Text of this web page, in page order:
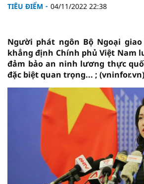
TIÊU ĐIỂM 04/11/2022 22:38
Người phát ngôn Bộ Ngoại giao
khẳng định Chính phủ Việt Nam
đảm bảo an ninh lương thực
đặc biệt quan trọng... ; (vninfor.vn)